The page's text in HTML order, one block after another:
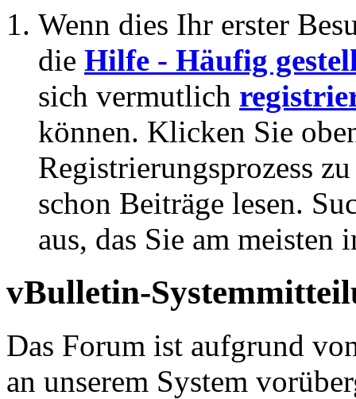
Wenn dies Ihr erster
die Hilfe - Häufig
sich vermutlich
können. Klicken Sie
Registrierungsprozess
schon Beiträge lesen.
aus, das Sie am meisten
vBulletin-
Das Forum ist aufgrund
an unserem System